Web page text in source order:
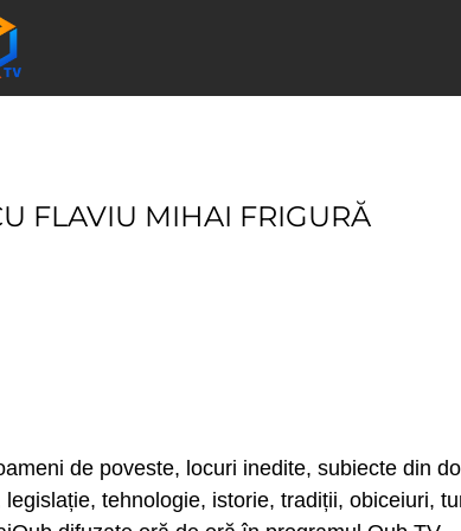
FLAVIU MIHAI FRIGURĂ
de poveste, locuri inedite, subiecte din
tehnologie, istorie, tradiții, obiceiuri,